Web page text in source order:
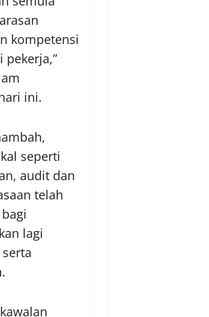
kompetensi
pekerja,”
ini.
seperti
audit dan
telah
lagi